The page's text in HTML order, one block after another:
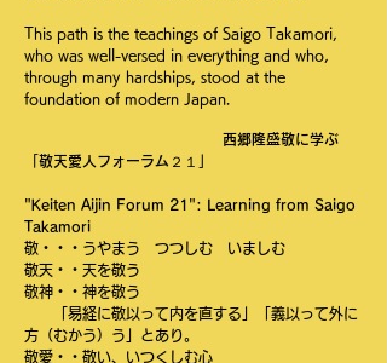
This path is the teachings of Saigo Takamori,
who was well-versed in everything and who,
through many hardships, stood at the
foundation of modern Japan.
西郷隆盛敬に学ぶ
「敬天愛人フォーラム２１」
"Keiten Aijin Forum 21": Learning from Saigo
Takamori
敬・・・うやまう つつしむ いましむ
敬天・・天を敬う
敬神・・神を敬う
「易経に敬以って内を直する」「義以って外に
方（むかう）う」とあり。
敬愛・・敬い、いつくしむ心